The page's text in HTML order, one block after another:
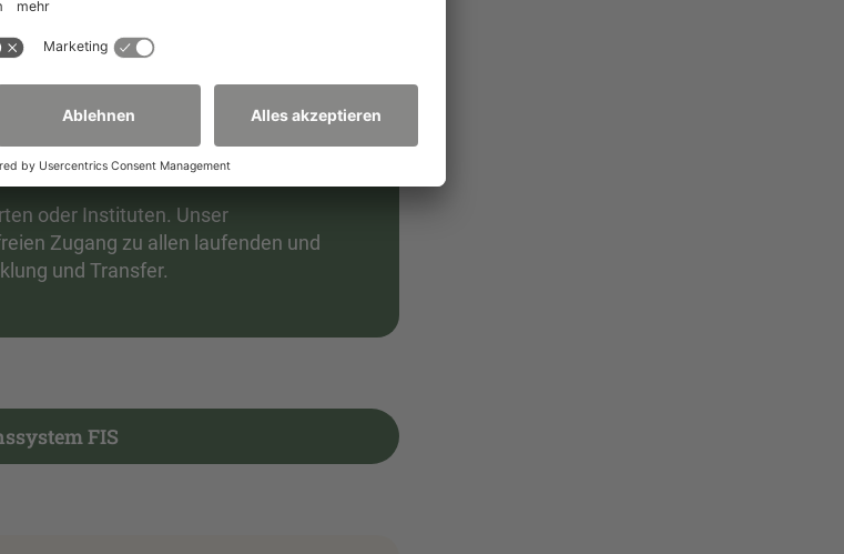
oder Instituten. Unser
Zugang zu allen laufenden und
und Transfer.
FIS